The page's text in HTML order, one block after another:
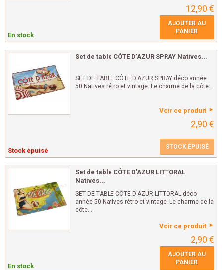
12,90 €
En stock
AJOUTER AU
PANIER
Set de table CÔTE D'AZUR SPRAY Natives...
SET DE TABLE CÔTE D'AZUR SPRAY déco année
50 Natives rétro et vintage. Le charme de la côte...
Voir ce produit
2,90 €
Stock épuisé STOCK ÉPUISÉ
Set de table CÔTE D'AZUR LITTORAL
Natives...
SET DE TABLE CÔTE D'AZUR LITTORAL déco
année 50 Natives rétro et vintage. Le charme de la
côte...
Voir ce produit
2,90 €
En stock
AJOUTER AU
PANIER